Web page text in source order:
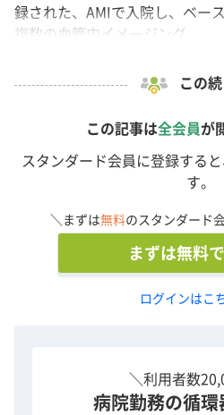
録された、AMIで入院し、ベー
複数の血管内イメージング...
この
この記事は全会員が
スタンダード会員に登録する
す。
＼まずは無料のスタンダード
まずは無料
ログインはこ
＼利用者数
病院勤務の循環